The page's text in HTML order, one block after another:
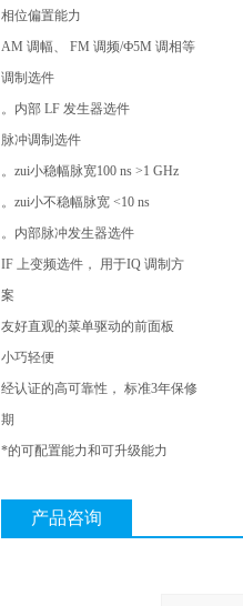
相位偏置能力
AM 调幅、 FM 调频/Ф5M 调相等
调制选件
。内部 LF 发生器选件
脉冲调制选件
。zui小稳幅脉宽100 ns >1 GHz
。zui小不稳幅脉宽 <10 ns
。内部脉冲发生器选件
IF 上变频选件， 用于IQ 调制方
案
友好直观的菜单驱动的前面板
小巧轻便
经认证的高可靠性， 标准3年保修
期
*的可配置能力和可升级能力
产品咨询